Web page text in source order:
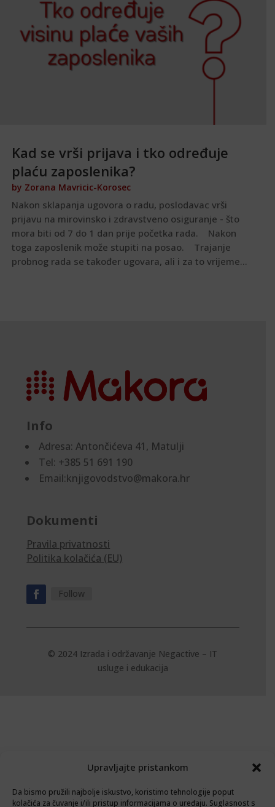
Upravljajte pristankom
Da bismo pružili najbolje iskustvo, koristimo tehnologije poput
kolačića za čuvanje i/ili pristup informacijama o uređaju. Suglasnost s
Kad se vrši prijava i tko određuje
plaću zaposlenika?
by Zorana Mavricic-Korosec
Nakon sklapanja ugovora o radu, poslodavac vrši
prijavu na mirovinsko i zdravstveno osiguranje - što
mora biti od 7 do 1 dan prije početka rada. Nakon
toga zaposlenik može stupiti na posao. Trajanje
probnog rada se također ugovara, ali i za to vrijeme...
Info
Adresa:Antončićeva 41, Matulji
Tel: +385 51 691 190
Email:knjigovodstvo@makora.hr
Dokumenti
Pravila privatnosti
Politika kolačića (EU)
Follow
© 2024 Izrada i održavanje Negactive – IT
usluge i edukacija